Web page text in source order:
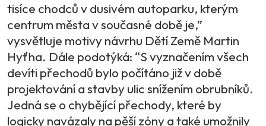
tisíce chodců v dusivém autoparku, kterým
centrum města v současné době je,”
vysvětluje motivy návrhu Dětí Země Martin
Hyťha. Dále podotýká: “S vyznačením všech
devíti přechodů bylo počítáno již v době
projektování a stavby ulic snížením obrubníků.
Jedná se o chybějící přechody, které by
logicky navázaly na pěší zóny a také umožnily